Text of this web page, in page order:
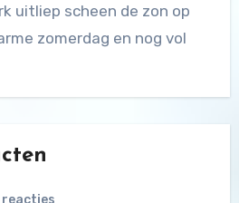
uitliep scheen de zon op
zomerdag en nog vol